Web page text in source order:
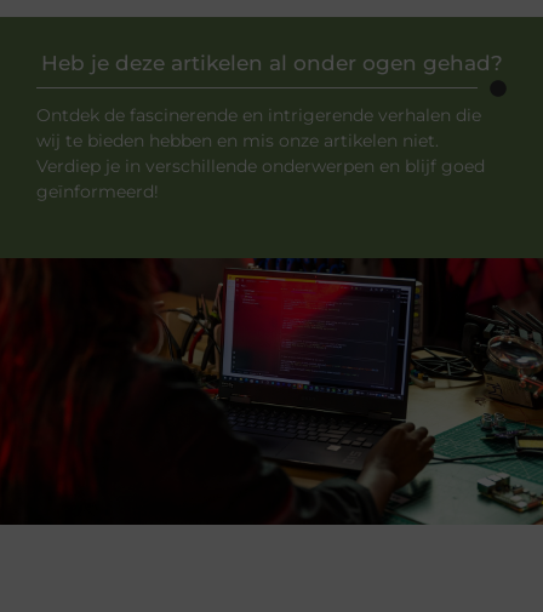
Heb je deze artikelen al onder ogen gehad?
Ontdek de fascinerende en intrigerende verhalen die
wij te bieden hebben en mis onze artikelen niet.
Verdiep je in verschillende onderwerpen en blijf goed
geïnformeerd!